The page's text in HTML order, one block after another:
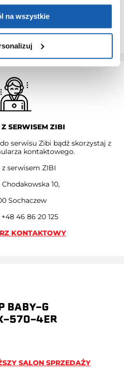
na wszystkie
jedynie zegarki marki G-
SHOCK.
GWARANCJĘ
SERWISEM ZIBI
serwisu Zibi bądź skorzystaj z
kontaktowego.
serwisem ZIBI
10,
Sochaczew
46 86 20 125
KONTAKTOWY
BABY-G
570-4ER
SALON SPRZEDAŻY